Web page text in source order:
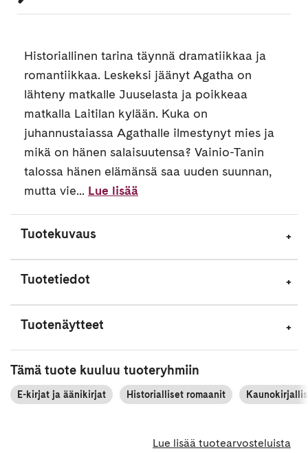
Historiallinen tarina täynnä dramatiikkaa ja
romantiikkaa. Leskeksi jäänyt Agatha on
lähteny matkalle Juuselasta ja poikkeaa
matkalla Laitilan kylään. Kuka on
juhannustaiassa Agathalle ilmestynyt mies ja
mikä on hänen salaisuutensa? Vainio-Tanin
talossa hänen elämänsä saa uuden suunnan,
mutta vie... Lue lisää
Tuotekuvaus
Tuotetiedot
Tuotenäytteet
Tämä tuote kuuluu tuoteryhmiin
E-kirjat ja äänikirjat Historialliset romaanit
Lue lisää tuotearvosteluista